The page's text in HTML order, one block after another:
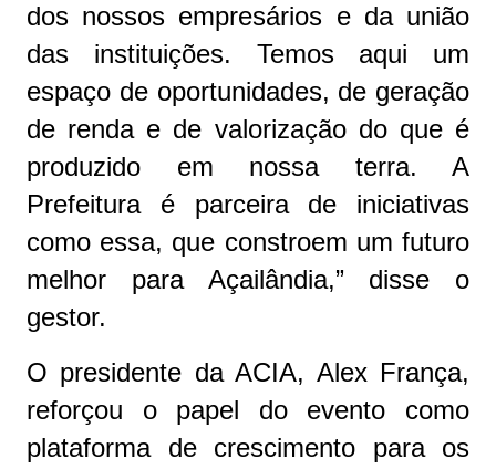
dos nossos empresários e da união
das instituições. Temos aqui um
espaço de oportunidades, de geração
de renda e de valorização do que é
produzido em nossa terra. A
Prefeitura é parceira de iniciativas
como essa, que constroem um futuro
melhor para Açailândia,” disse o
gestor.
O presidente da ACIA, Alex França,
reforçou o papel do evento como
plataforma de crescimento para os